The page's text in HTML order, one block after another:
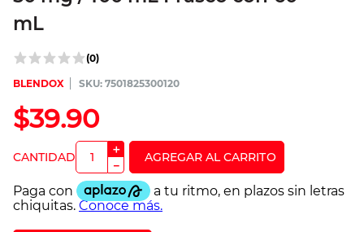
mL
(0)
BLENDOX :7501825300120
$39.90
＋
－